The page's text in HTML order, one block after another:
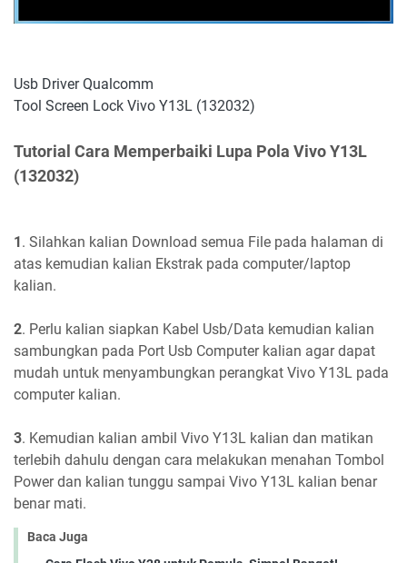
Usb Driver Qualcomm
Tool Screen Lock Vivo Y13L (132032)
Tutorial Cara Memperbaiki Lupa Pola Vivo Y13L
(132032)
1. Silahkan kalian Download semua File pada halaman di
atas kemudian kalian Ekstrak pada computer/laptop
kalian.
2. Perlu kalian siapkan Kabel Usb/Data kemudian kalian
sambungkan pada Port Usb Computer kalian agar dapat
mudah untuk menyambungkan perangkat Vivo Y13L pada
computer kalian.
3. Kemudian kalian ambil Vivo Y13L kalian dan matikan
terlebih dahulu dengan cara melakukan menahan Tombol
Power dan kalian tunggu sampai Vivo Y13L kalian benar
benar mati.
Baca Juga